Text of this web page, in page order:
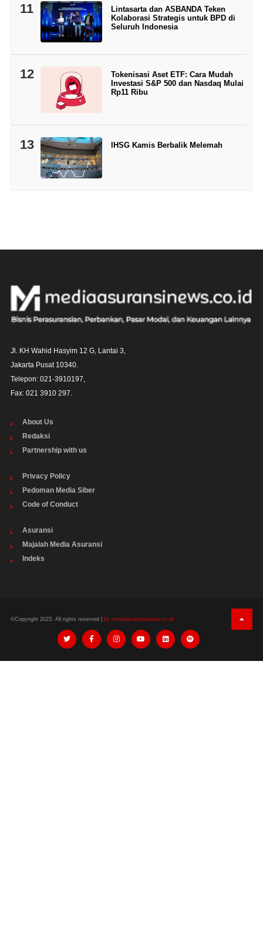
11
Lintasarta dan ASBANDA Teken
Kolaborasi Strategis untuk BPD di
Seluruh Indonesia
12
Tokenisasi Aset ETF: Cara Mudah
Investasi S&P 500 dan Nasdaq Mulai
Rp11 Ribu
13 IHSG Kamis Berbalik Melemah
Jl. KH Wahid Hasyim 12 G, Lantai 3,
Jakarta Pusat 10340.
Telepon: 021-3910197,
Fax: 021 3910 297.
About Us
Redaksi
Partnership with us
Privacy Policy
Pedoman Media Siber
Code of Conduct
Asuransi
Majalah Media Asuransi
Indeks
©Copyright 2023. All rights reserved | by mediaasuransinews.co.id.